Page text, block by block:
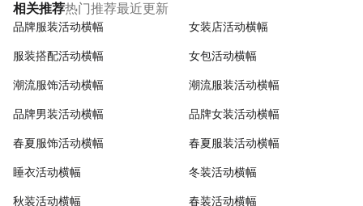
相关推荐热门推荐最近更新
品牌服装活动横幅 女装店活动横幅
服装搭配活动横幅 女包活动横幅
潮流服饰活动横幅 潮流服装活动横幅
品牌男装活动横幅 品牌女装活动横幅
春夏服饰活动横幅 春夏服装活动横幅
睡衣活动横幅 冬装活动横幅
秋装活动横幅 春装活动横幅